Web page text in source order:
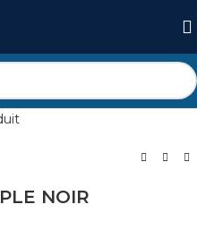
NOIR